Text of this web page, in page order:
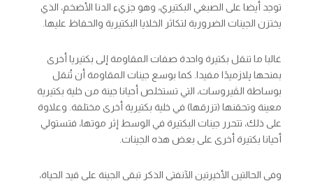
توجد أيضا على الصبغي البكتيري، وهو جزيء الدنا الأضخم، الذي
يختزن الجينات الضرورية لتكاثر الخلايا البكتيرية والحفاظ عليها.
غالبا ما تنقل بكتيرة واحدة صفات المقاومة إلى بكتيريا أخرى
بمنحها پلازميدًا مفيدا. كما بوسع جينات المقاومة أن تُنقل
بوساطة الڤيروسات، التي تستخلص أحيانا جينة من خلية بكتيرية
معينة وتحقنها (تزرقها) في خلية بكتيرية أخرى مختلفة. وعلاوة
على ذلك، تتحرر جينات البكتيرة في الوسط إثر موتها، فتستولي
أحيانا بكتيرة أخرى على بعض هذه الجينات.
وفي الحالتين الأخيرتين الآنفتي الذكر تبقى الجينة على قيد الحياة،